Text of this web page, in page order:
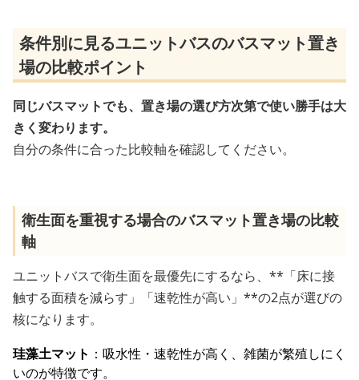
条件別に見るユニットバスのバスマット置き
場の比較ポイント
同じバスマットでも、置き場の選び方次第で使い勝手は大
きく変わります。
自分の条件に合った比較軸を確認してください。
衛生面を重視する場合のバスマット置き場の比較
軸
ユニットバスで衛生面を最優先にするなら、**「床に接
触する面積を減らす」「速乾性が高い」**の2点が選びの
核になります。
珪藻土マット ：吸水性・速乾性が高く、雑菌が繁殖しにく
いのが特徴です。